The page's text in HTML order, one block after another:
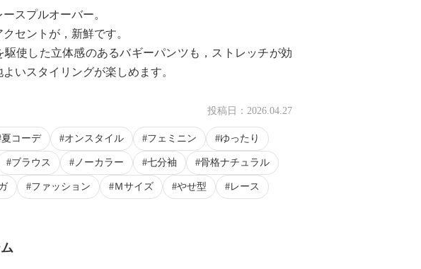
スプルオーバー。
セントが，新鮮です。
駆使した立体感のあるバギーパンツも，ストレッチが効
いスタイリングが楽しめます。
投稿日： 2026.04.27
夏コーデ オンスタイル フェミニン ゆったり
ブラウス ノーカラー 七分袖 骨格ナチュラル
ファッション Ｍサイズ やせ型 レース